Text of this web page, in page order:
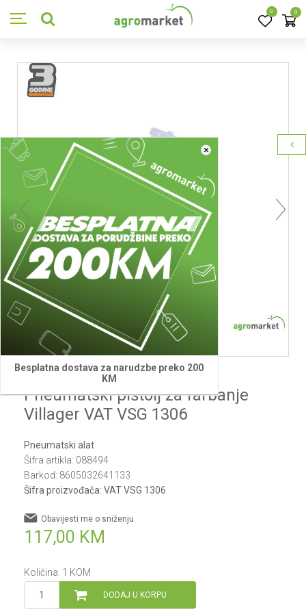
0 0
×
Besplatna dostava za narudzbe preko 200
KM
1 4 5
Villager
Pneumatski pištolj za farbanje
Villager VAT VSG 1306
Pneumatski alat
Šifra artikla: 088494
Barkod: 8605032641133
Šifra proizvođača: VAT VSG 1306
117,00 KM
Obavijesti me o sniženju
Količina: 1 KOM
DODAJ U KORPU